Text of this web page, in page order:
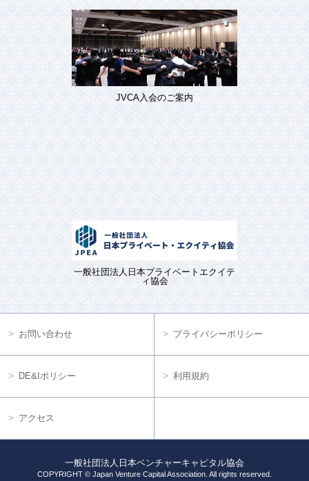
JVCA入会のご案内
一般社団法人日本プライベートエクイテ
ィ協会
お問い合わせ プライバシーポリシー
DE&Iポリシー 利用規約
アクセス
一般社団法人日本ベンチャーキャピタル協会
COPYRIGHT © Japan Venture Capital Association. All rights reserved.